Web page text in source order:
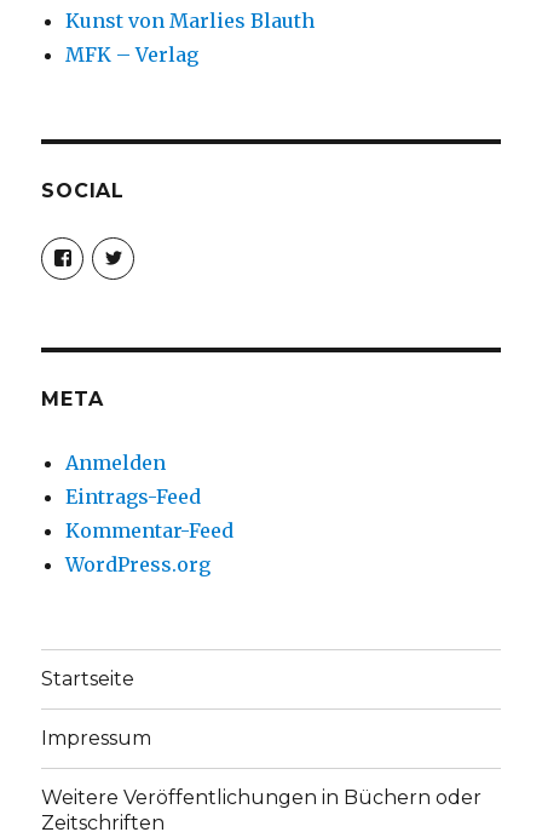
Kunst von Marlies Blauth
MFK – Verlag
SOCIAL
Profil
von
christoph.fleischer1
anzeigen
Profil
von
ChristophFl
anzeigen
META
Anmelden
Eintrags-Feed
Kommentar-Feed
WordPress.org
Startseite
Impressum
Weitere Veröffentlichungen in Büchern oder
Zeitschriften